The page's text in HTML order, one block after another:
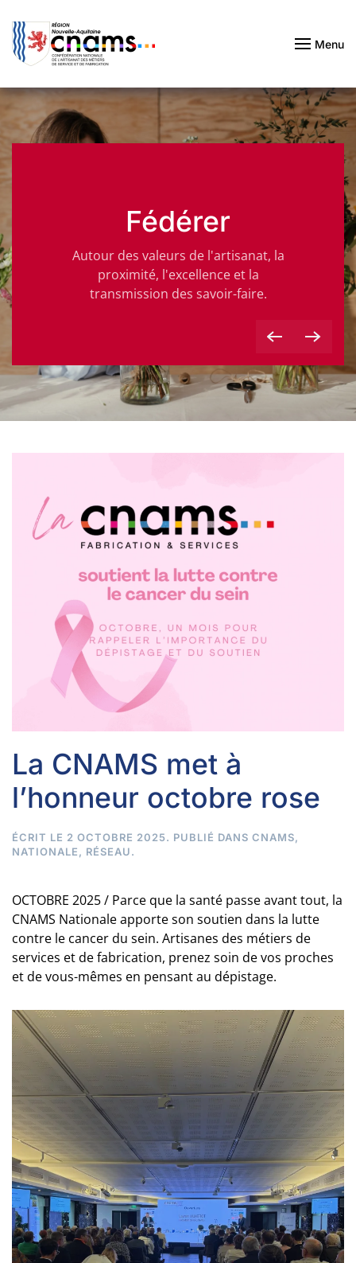
Passer au contenu principal Menu
Fédérer
Autour des valeurs de l'artisanat, la
proximité, l'excellence et la
transmission des savoir-faire.
La CNAMS met à
l’honneur octobre rose
ÉCRIT LE 2 OCTOBRE 2025. PUBLIÉ DANS CNAMS,
NATIONALE, RÉSEAU.
OCTOBRE 2025 / Parce que la santé passe avant tout, la
CNAMS Nationale apporte son soutien dans la lutte
contre le cancer du sein. Artisanes des métiers de
services et de fabrication, prenez soin de vos proches
et de vous-mêmes en pensant au dépistage.